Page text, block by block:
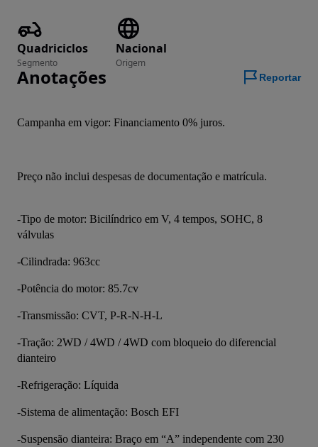
Quadriciclos
Segmento
Nacional
Origem
Anotações Reportar
Campanha em vigor: Financiamento 0% juros.
Preço não inclui despesas de documentação e matrícula.
-Tipo de motor: Bicilíndrico em V, 4 tempos, SOHC, 8
válvulas
-Cilindrada: 963cc
-Potência do motor: 85.7cv
-Transmissão: CVT, P-R-N-H-L
-Tração: 2WD / 4WD / 4WD com bloqueio do diferencial
dianteiro
-Refrigeração: Líquida
-Sistema de alimentação: Bosch EFI
-Suspensão dianteira: Braço em “A” independente com 230